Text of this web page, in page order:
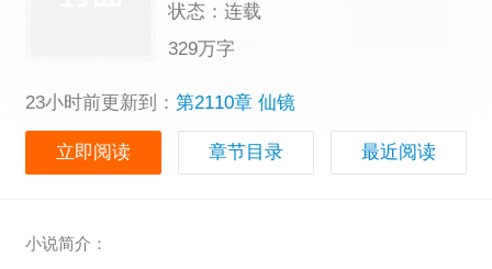
状态：连载
329万字
23小时前更新到： 第2110章 仙镜
立即阅读 章节目录 最近阅读
小说简介：